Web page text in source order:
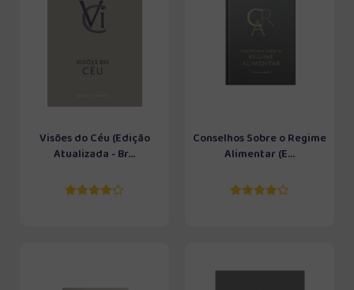
Visões do Céu (Edição
Atualizada - Br...
Conselhos Sobre o Regime
Alimentar (E...